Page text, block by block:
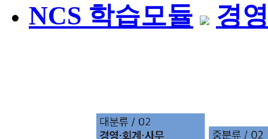
NCS 학습모듈 경